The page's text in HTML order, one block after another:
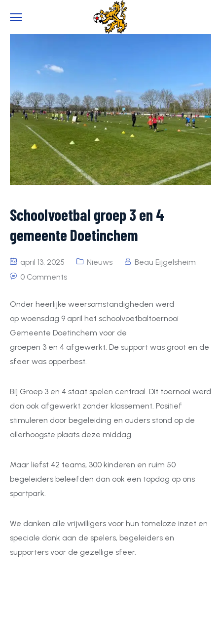
Schoolvoetbal groep 3 en 4
gemeente Doetinchem
april 13, 2025 Nieuws
Beau Eijgelsheim
0 Comments
Onder heerlijke weersomstandigheden werd
op woensdag 9 april het schoolvoetbaltoernooi
Gemeente Doetinchem voor de
groepen 3 en 4 afgewerkt. De support was groot en de
sfeer was opperbest.
Bij Groep 3 en 4 staat spelen centraal. Dit toernooi werd
dan ook afgewerkt zonder klassement. Positief
stimuleren door begeleiding en ouders stond op de
allerhoogste plaats deze middag.
Maar liefst 42 teams, 300 kinderen en ruim 50
begeleiders beleefden dan ook een topdag op ons
sportpark.
We danken alle vrijwilligers voor hun tomeloze inzet en
speciale dank aan de spelers, begeleiders en
supporters voor de gezellige sfeer.